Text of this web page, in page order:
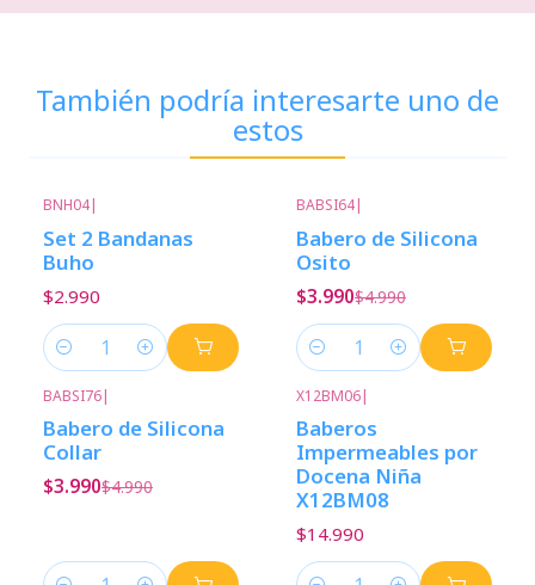
También podría interesarte uno de
estos
BNH04|
Set 2 Bandanas
Buho
$2.990
Cantidad
BABSI64|
Babero de Silicona
Osito
$3.990$4.990
Cantidad
BABSI76|
Babero de Silicona
Collar
$3.990$4.990
X12BM06|
Baberos
Impermeables por
Docena Niña
X12BM08
$14.990